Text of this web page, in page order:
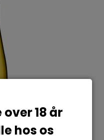
18 år
hos os